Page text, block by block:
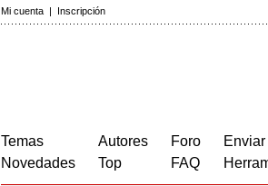
Mi cuenta | Inscripción
Temas
Novedades
Autores
Top
Foro
FAQ